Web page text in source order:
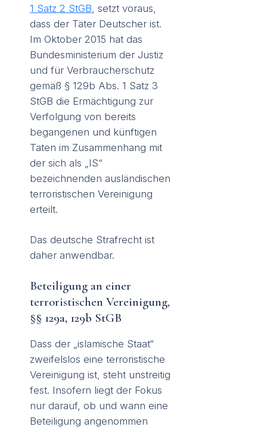
1 Satz 2 StGB, setzt voraus,
dass der Täter Deutscher ist.
Im Oktober 2015 hat das
Bundesministerium der Justiz
und für Verbraucherschutz
gemäß § 129b Abs. 1 Satz 3
StGB die Ermächtigung zur
Verfolgung von bereits
begangenen und künftigen
Taten im Zusammenhang mit
der sich als „IS“
bezeichnenden ausländischen
terroristischen Vereinigung
erteilt.
Das deutsche Strafrecht ist
daher anwendbar.
Beteiligung an einer
terroristischen Vereinigung,
§§ 129a, 129b StGB
Dass der „islamische Staat“
zweifelslos eine terroristische
Vereinigung ist, steht unstreitig
fest. Insofern liegt der Fokus
nur darauf, ob und wann eine
Beteiligung angenommen